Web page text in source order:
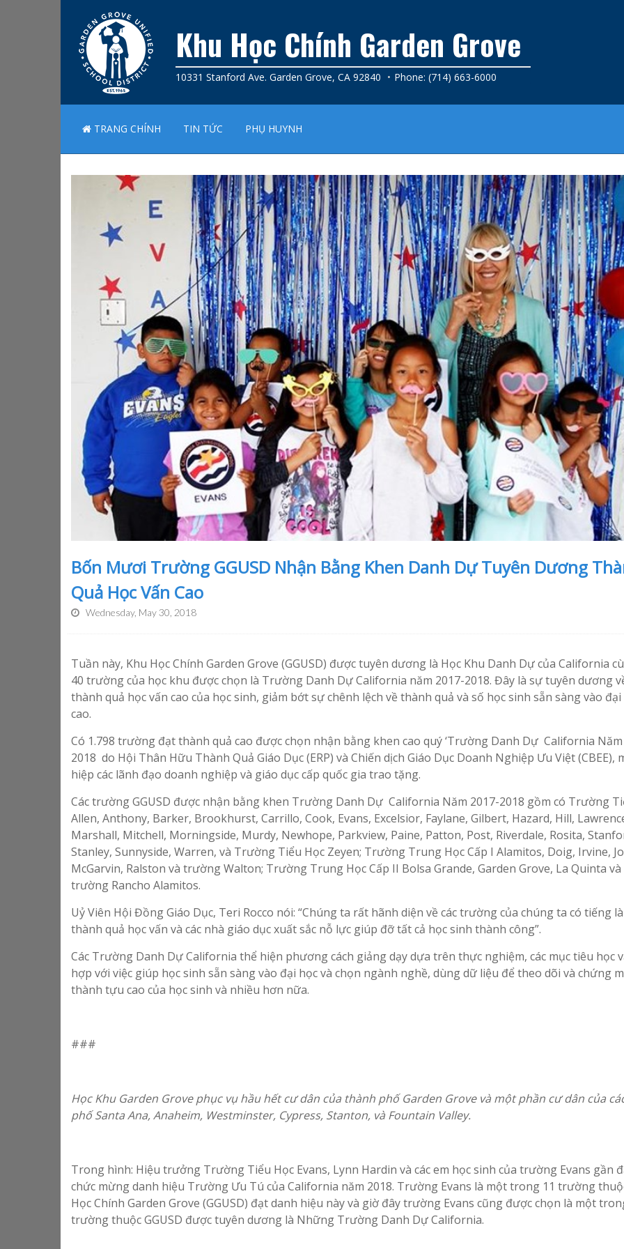
Khu Học Chính Garden Grove
10331 Stanford Ave. Garden Grove, CA 92840 Phone: (714) 663-6000
TRANG CHÍNH TIN TỨC PHỤ HUYNH
Bốn Mươi Trường GGUSD Nhận Bằng Khen Danh Dự Tuyên Dương
Quả Học Vấn Cao
Wednesday, May 30, 2018
Tuần này, Khu Học Chính Garden Grove (GGUSD) được tuyên dương là Học Khu Danh Dự của California
40 trường của học khu được chọn là Trường Danh Dự California năm 2017-2018. Đây là sự tuyên dương
thành quả học vấn cao của học sinh, giảm bớt sự chênh lệch về thành quả và số học sinh sẵn sàng vào đại
cao.
Có 1.798 trường đạt thành quả cao được chọn nhận bằng khen cao quý ‘Trường Danh Dự California
2018 do Hội Thân Hữu Thành Quả Giáo Dục (ERP) và Chiến dịch Giáo Dục Doanh Nghiệp Ưu Việt (CBEE),
hiệp các lãnh đạo doanh nghiệp và giáo dục cấp quốc gia trao tặng.
Các trường GGUSD được nhận bằng khen Trường Danh Dự California Năm 2017-2018 gồm có Trường
Allen, Anthony, Barker, Brookhurst, Carrillo, Cook, Evans, Excelsior, Faylane, Gilbert, Hazard, Hill,
Marshall, Mitchell, Morningside, Murdy, Newhope, Parkview, Paine, Patton, Post, Riverdale, Rosita,
Stanley, Sunnyside, Warren, và Trường Tiểu Học Zeyen; Trường Trung Học Cấp I Alamitos, Doig, Irvine,
McGarvin, Ralston và trường Walton; Trường Trung Học Cấp II Bolsa Grande, Garden Grove, La Quinta và
trường Rancho Alamitos.
Uỷ Viên Hội Đồng Giáo Dục, Teri Rocco nói: “Chúng ta rất hãnh diện về các trường của chúng ta có tiếng
thành quả học vấn và các nhà giáo dục xuất sắc nỗ lực giúp đỡ tất cả học sinh thành công”.
Các Trường Danh Dự California thể hiện phương cách giảng dạy dựa trên thực nghiệm, các mục tiêu học
hợp với việc giúp học sinh sẵn sàng vào đại học và chọn ngành nghề, dùng dữ liệu để theo dõi và chứng
thành tựu cao của học sinh và nhiều hơn nữa.
###
Học Khu Garden Grove phục vụ hầu hết cư dân của thành phố Garden Grove và một phần cư dân của
phố Santa Ana, Anaheim, Westminster, Cypress, Stanton, và Fountain Valley.
Trong hình: Hiệu trưởng Trường Tiểu Học Evans, Lynn Hardin và các em học sinh của trường Evans gần
chức mừng danh hiệu Trường Ưu Tú của California năm 2018. Trường Evans là một trong 11 trường
Học Chính Garden Grove (GGUSD) đạt danh hiệu này và giờ đây trường Evans cũng được chọn là một
trường thuộc GGUSD được tuyên dương là Những Trường Danh Dự California.